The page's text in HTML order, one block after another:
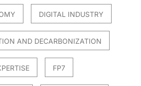
DIGITAL INDUSTRY
AND DECARBONIZATION
FP7